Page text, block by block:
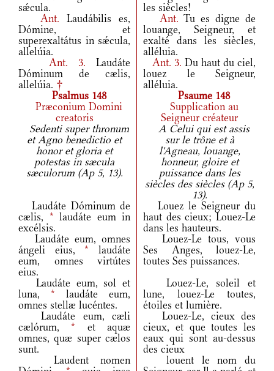
sǽcula.
les siècles!
Ant. Laudábilis es,
Dómine, et
superexaltátus in sǽcula,
allelúia.
Ant.Tu es digne de
louange, Seigneur, et
exalté dans les siècles,
alléluia.
Ant. 3. Laudáte
Dóminum de cælis,
allelúia. †
Ant. 3. Du haut du ciel,
louez le Seigneur,
alléluia.
Psalmus 148
Psaume 148
Præconium Domini
creatoris
Supplication au
Seigneur créateur
Sedenti super thronum
et Agno benedictio et
honor et gloria et
potestas in sæcula
sæculorum (Ap 5, 13).
A Celui qui est assis
sur le trône et à
l'Agneau, louange,
honneur, gloire et
puissance dans les
siècles des siècles (Ap 5,
13).
Laudáte Dóminum de
cælis, * laudáte eum in
excélsis.
Louez le Seigneur du
haut des cieux; Louez-Le
dans les hauteurs.
Laudáte eum, omnes
ángeli eius,* laudáte
eum, omnes virtútes
eius.
Louez-Le tous, vous
Ses Anges, louez-Le,
toutes Ses puissances.
Laudáte eum, sol et
luna, * laudáte eum,
omnes stellæ lucéntes.
Louez-Le, soleil et
lune, louez-Le toutes,
étoiles et lumière.
Laudáte eum, cæli
cælórum,* et aquæ
omnes, quæ super cælos
sunt.
Louez-Le, cieux des
cieux, et que toutes les
eaux qui sont au-dessus
des cieux
Laudent nomen
louent le nom du